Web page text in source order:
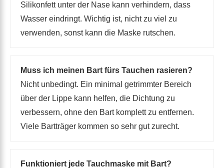
Silikonfett unter der Nase kann verhindern, dass
Wasser eindringt. Wichtig ist, nicht zu viel zu
verwenden, sonst kann die Maske rutschen.
Muss ich meinen Bart fürs Tauchen rasieren?
Nicht unbedingt. Ein minimal getrimmter Bereich
über der Lippe kann helfen, die Dichtung zu
verbessern, ohne den Bart komplett zu entfernen.
Viele Bartträger kommen so sehr gut zurecht.
Funktioniert jede Tauchmaske mit Bart?